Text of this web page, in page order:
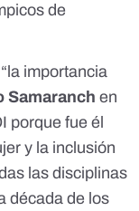
de
“la importancia
Samaranch en
porque fue él
y la inclusión
las disciplinas
década de los